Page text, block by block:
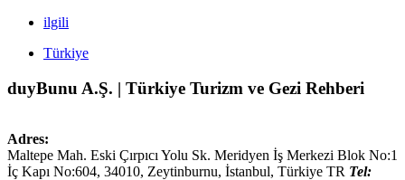
ilgili
Türkiye
duyBunu A.Ş. | Türkiye Turizm ve Gezi Rehberi
Adres:
Maltepe Mah. Eski Çırpıcı Yolu Sk. Meridyen İş Merkezi Blok No:1
İç Kapı No:604, 34010, Zeytinburnu, İstanbul, Türkiye TR Tel: